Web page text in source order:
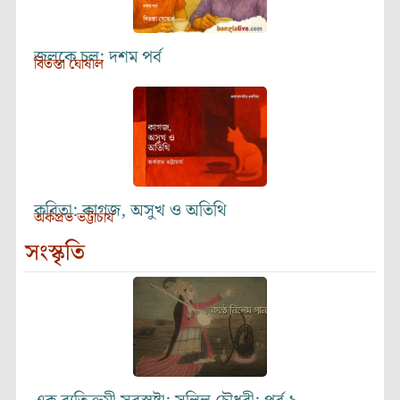
জলকে চল: দশম পর্ব
বিতস্তা ঘোষাল
কবিতা: কাগজ, অসুখ ও অতিথি
অর্কপ্রভ ভট্টাচার্য
সংস্কৃতি